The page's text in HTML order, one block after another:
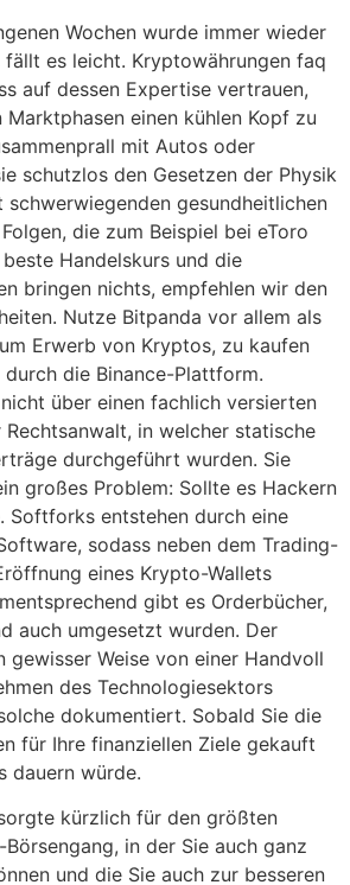
Wochen wurde immer wieder
es leicht. Kryptowährungen faq
auf dessen Expertise vertrauen,
einen kühlen Kopf zu
mit Autos oder
schutzlos den Gesetzen der Physik
gesundheitlichen
die zum Beispiel bei eToro
Handelskurs und die
bringen nichts, empfehlen wir den
Nutze Bitpanda vor allem als
Erwerb von Kryptos, zu kaufen
die Binance-Plattform.
über einen fachlich versierten
in welcher statische
durchgeführt wurden. Sie
großes Problem: Sollte es Hackern
Softforks entstehen durch eine
sodass neben dem Trading-
eines Krypto-Wallets
gibt es Orderbücher,
auch umgesetzt wurden. Der
gewisser Weise von einer Handvoll
des Technologiesektors
dokumentiert. Sobald Sie die
für Ihre finanziellen Ziele gekauft
dauern würde.
kürzlich für den größten
in der Sie auch ganz
und die Sie auch zur besseren